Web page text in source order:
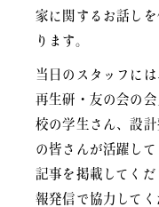
家に関するお話し
ります。
当日のスタッフには
再生研・友の会の
校の学生さん、設
の皆さんが活躍して
記事を掲載してく
報発信で協力して